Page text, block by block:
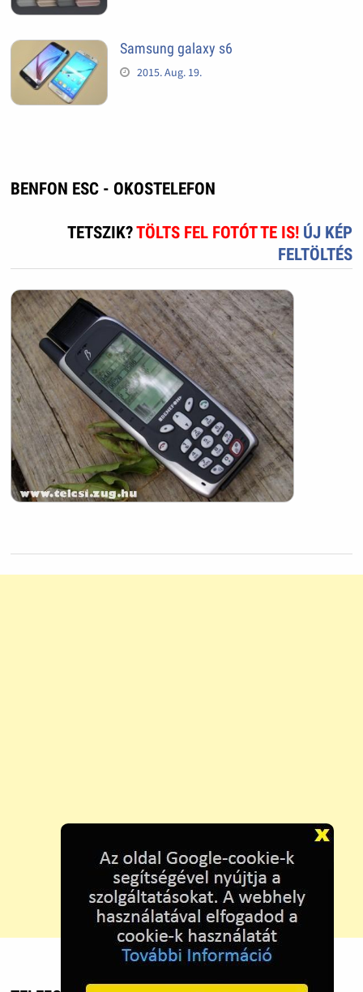
Samsung galaxy s6
2015. Aug. 19.
BENFON ESC - OKOSTELEFON
TETSZIK?TÖLTS FEL FOTÓT TE IS! ÚJ KÉP
FELTÖLTÉS